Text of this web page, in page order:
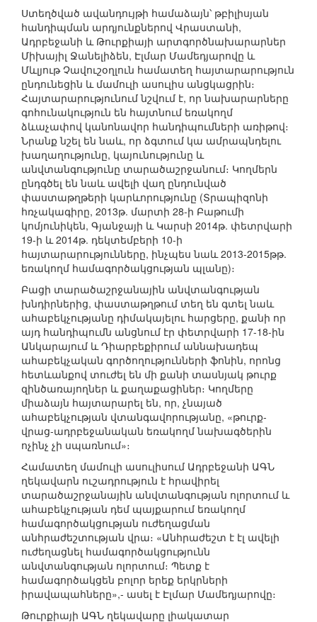
Ստեղծված ավանդույթի համաձայն՝ թբիլիսյան
հանդիպման արդյունքներով Վրաստանի,
Ադրբեջանի և Թուրքիայի արտգործնախարարներ
Միխայիլ Ջանելիձեն, Էլմար Մամեդյարովը և
Մևլյութ Չավուշօղլուն համատեղ հայտարարություն
ընդունեցին և մամուլի ասուլիս անցկացրին։
Հայտարարությունում նշվում է, որ նախարարները
գոհունակություն են հայտնում եռակողմ
ձևաչափով կանոնավոր հանդիպումների առիթով։
Նրանք նշել են նաև, որ ձգտում կա ամրապնդելու
խաղաղությունը, կայունությունը և
անվտանգությունը տարածաշրջանում։ Կողմերն
ընդգծել են նաև ավելի վաղ ընդունված
փաստաթղթերի կարևորությունը (Տրապիզոնի
հռչակագիրը, 2013թ. մարտի 28-ի Բաթումի
կոմյունիկեն, Գյանջայի և Կարսի 2014թ. փետրվարի
19-ի և 2014թ. դեկտեմբերի 10-ի
հայտարարությունները, ինչպես նաև 2013-2015թթ.
եռակողմ համագործակցության պլանը)։
Բացի տարածաշրջանային անվտանգության
խնդիրներից, փաստաթղթում տեղ են գտել նաև
ահաբեկչությանը դիմակայելու հարցերը, քանի որ
այդ հանդիպումն անցնում էր փետրվարի 17-18-ին
Անկարայում և Դիարբեքիրում աննախադեպ
ահաբեկչական գործողությունների ֆոնին, որոնց
հետևանքով տուժել են մի քանի տասնյակ թուրք
զինծառայողներ և քաղաքացիներ։ Կողմերը
միաձայն հայտարարել են, որ, չնայած
ահաբեկչության վտանգավորությանը, «թուրք-
վրաց-ադրբեջանական եռակողմ նախագծերին
ոչինչ չի սպառնում»։
Համատեղ մամուլի ասուլիսում Ադրբեջանի ԱԳՆ
ղեկավարն ուշադրություն է հրավիրել
տարածաշրջանային անվտանգության ոլորտում և
ահաբեկչության դեմ պայքարում եռակողմ
համագործակցության ուժեղացման
անհրաժեշտության վրա։ «Անհրաժեշտ է էլ ավելի
ուժեղացնել համագործակցությունն
անվտանգության ոլորտում։ Պետք է
համագործակցեն բոլոր երեք երկրների
իրավապահները»,- ասել է Էլմար Մամեդյարովը։
Թուրքիայի ԱԳՆ ղեկավարը լիակատար